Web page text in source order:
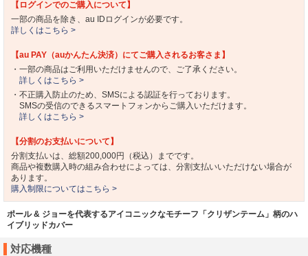
【ログインでのご購入について】
一部の商品を除き、au IDログインが必要です。
詳しくはこちら >
【au PAY（auかんたん決済）にてご購入されるお客さま】
・一部の商品はご利用いただけませんので、ご了承ください。
詳しくはこちら >
・不正購入防止のため、SMSによる認証を行っております。
SMSの受信のできるスマートフォンからご購入いただけます。
詳しくはこちら >
【分割のお支払いについて】
分割支払いは、総額200,000円（税込）までです。
商品や複数購入時の組み合わせによっては、分割支払いいただけない場合が
あります。
購入制限についてはこちら >
ポール & ジョーを代表するアイコニックなモチーフ「クリザンテーム」柄のハ
イブリッドカバー
対応機種